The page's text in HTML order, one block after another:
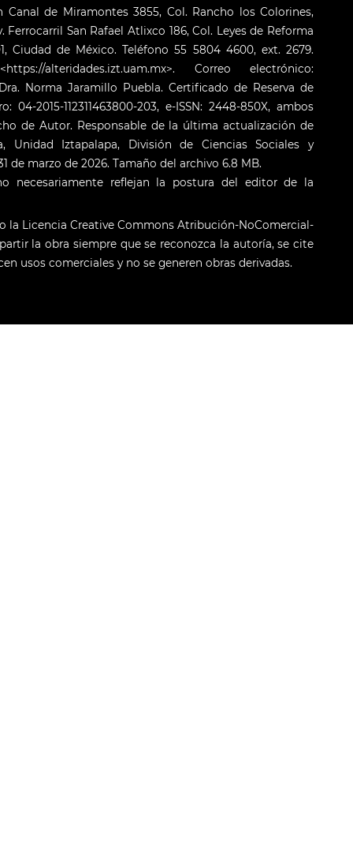
de Miramontes 3855, Col. Rancho los Colorines,
Ferrocarril San Rafael Atlixco 186, Col. Leyes de Reforma
Ciudad de México. Teléfono 55 5804 4600, ext. 2679.
alteridades.izt.uam.mx>. Correo electrónico:
Norma Jaramillo Puebla. Certificado de Reserva de
2015-112311463800-203, e-ISSN: 2448-850X, ambos
de Autor. Responsable de la última actualización de
Unidad Iztapalapa, División de Ciencias Sociales y
de marzo de 2026. Tamaño del archivo 6.8 MB.
necesariamente reflejan la postura del editor de la
la Licencia Creative Commons Atribución-NoComercial-
la obra siempre que se reconozca la autoría, se cite
usos comerciales y no se generen obras derivadas.